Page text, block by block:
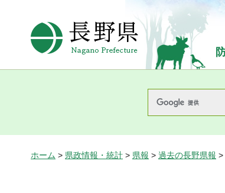
長野県Nagano
ホーム > 県政情報・統計 > 県報 > 過去の長野県報 >